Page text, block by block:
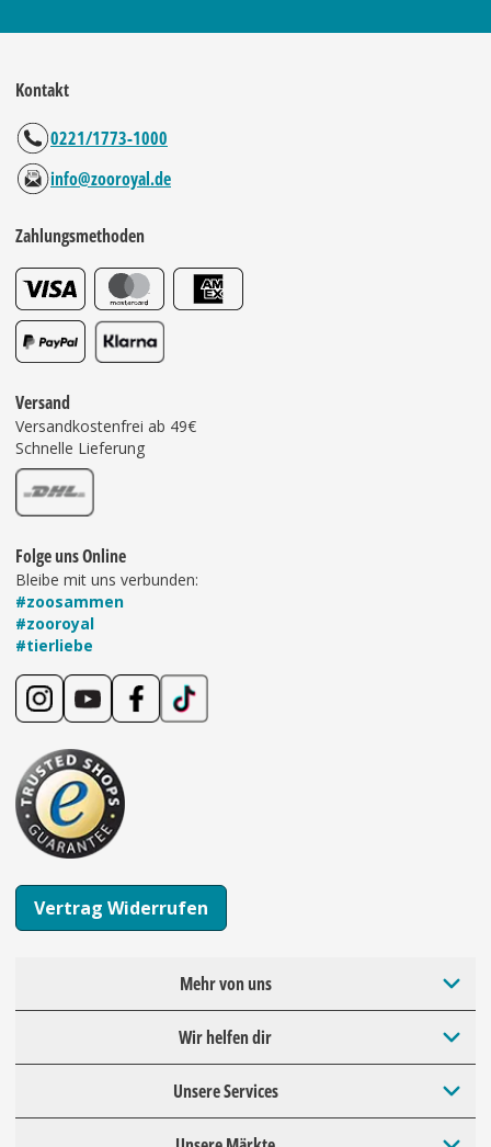
Kontakt
0221/1773-1000
info@zooroyal.de
Zahlungsmethoden
Versand
Versandkostenfrei ab 49€
Schnelle Lieferung
Folge uns Online
Bleibe mit uns verbunden:
#zoosammen
#zooroyal
#tierliebe
Vertrag Widerrufen
Mehr von uns
Wir helfen dir
Unsere Services